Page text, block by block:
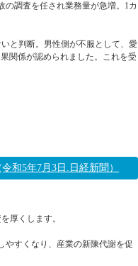
の調査を任され業務量が急増。1カ
と判断。男性側が不服として、愛
関係が認められました。これを受
5年7月3日.日経新聞）
厚くします。
やすくなり、産業の新陳代謝を促